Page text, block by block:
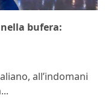
bufera:
all’indomani